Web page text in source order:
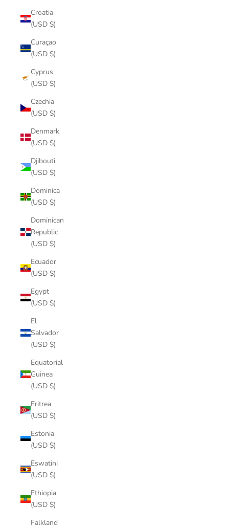
Croatia
(USD $)
Curaçao
(USD $)
Cyprus
(USD $)
Czechia
(USD $)
Denmark
(USD $)
Djibouti
(USD $)
Dominica
(USD $)
Dominican
Republic
(USD $)
Ecuador
(USD $)
Egypt
(USD $)
El
Salvador
(USD $)
Equatorial
Guinea
(USD $)
Eritrea
(USD $)
Estonia
(USD $)
Eswatini
(USD $)
Ethiopia
(USD $)
Falkland